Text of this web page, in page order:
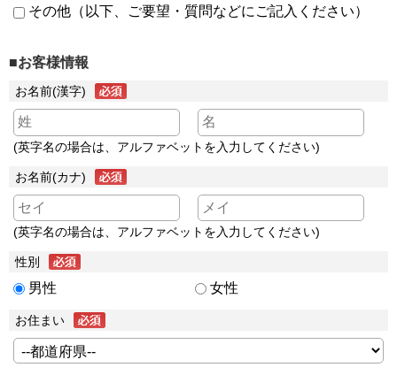
その他（以下、ご要望・質問などにご記入ください）
■お客様情報
お名前(漢字)
(英字名の場合は、アルファベットを入力してください)
お名前(カナ)
(英字名の場合は、アルファベットを入力してください)
性別
男性 女性
お住まい